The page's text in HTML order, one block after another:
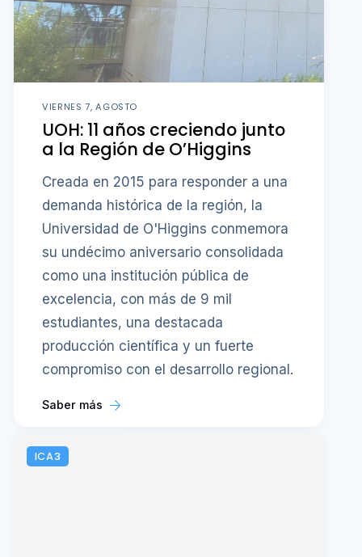
VIERNES 7, AGOSTO
UOH: 11 años creciendo junto
a la Región de O’Higgins
Creada en 2015 para responder a una
demanda histórica de la región, la
Universidad de O'Higgins conmemora
su undécimo aniversario consolidada
como una institución pública de
excelencia, con más de 9 mil
estudiantes, una destacada
producción científica y un fuerte
compromiso con el desarrollo regional.
Saber más
ICA3